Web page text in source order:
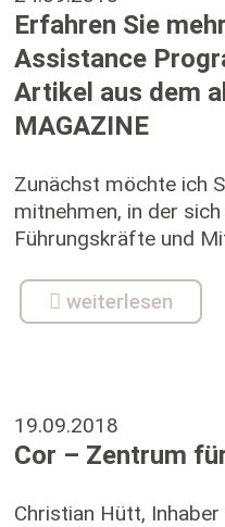
Erfahren Sie
Assistance
Artikel aus dem
MAGAZINE
Zunächst möchte ich
mitnehmen, in der
Führungskräfte und
weiterlesen
19.09.2018
Cor – Zentrum
Christian Hütt,